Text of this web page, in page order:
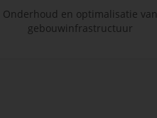
Onderhoud en optimalisatie van
gebouwinfrastructuur